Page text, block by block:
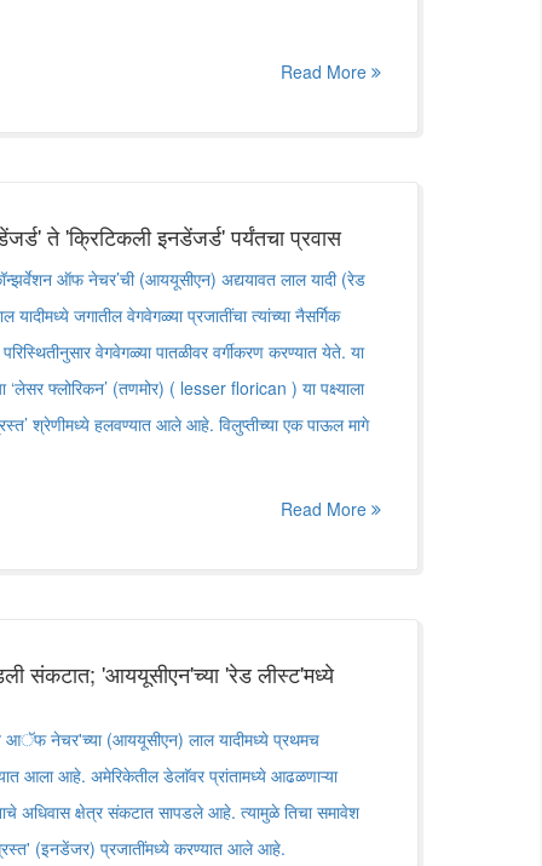
Read More
ते 'क्रिटिकली इनडेंजर्ड' पर्यंतचा प्रवास
ऑफ नेचर’ची (आययूसीएन) अद्ययावत लाल यादी (रेड
जगातील वेगवेगळ्या प्रजातींचा त्यांच्या नैसर्गिक
वेगवेगळ्या पातळीवर वर्गीकरण करण्यात येते. या
‘लेसर फ्लोरिकन’ (तणमोर) ( lesser florican ) या पक्ष्याला
श्रेणीमध्ये हलवण्यात आले आहे. विलुप्तीच्या एक पाऊल मागे
Read More
संकटात; 'आययूसीएन'च्या 'रेड लीस्ट'मध्ये
आॅफ नेचर'च्या (आययूसीएन) लाल यादीमध्ये प्रथमच
आला आहे. अमेरिकेतील डेलाॅवर प्रांतामध्ये आढळणाऱ्या
अधिवास क्षेत्र संकटात सापडले आहे. त्यामुळे तिचा समावेश
(इनडेंजर) प्रजातींमध्ये करण्यात आले आहे.